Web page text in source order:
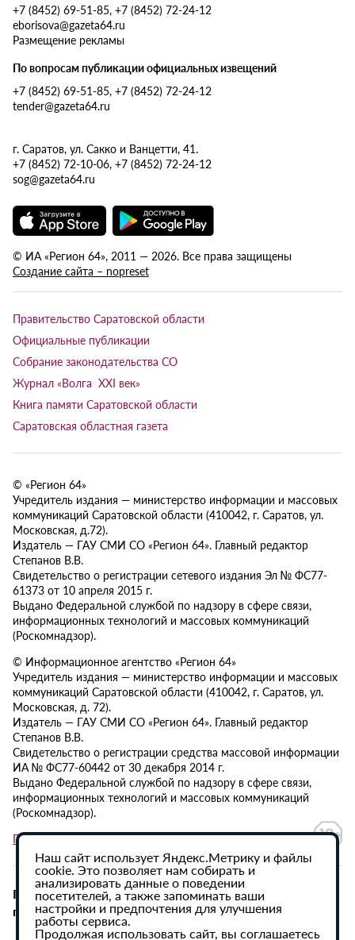
+7 (8452) 69-51-85, +7 (8452) 72-24-12
eborisova@gazeta64.ru
Размещение рекламы
По вопросам публикации официальных извещений
+7 (8452) 69-51-85, +7 (8452) 72-24-12
tender@gazeta64.ru
г. Саратов, ул. Сакко и Ванцетти, 41.
+7 (8452) 72-10-06, +7 (8452) 72-24-12
sog@gazeta64.ru
© ИА «Регион 64», 2011 — 2026. Все права защищены
Создание сайта – nopreset
Правительство Саратовской области
Официальные публикации
Собрание законодательства СО
Журнал «Волга XXI век»
Книга памяти Саратовской области
Саратовская областная газета
© «Регион 64»
Учредитель издания — министерство информации и массовых
коммуникаций Саратовской области (410042, г. Саратов, ул.
Московская, д.72).
Издатель — ГАУ СМИ СО «Регион 64». Главный редактор
Степанов В.В.
Свидетельство о регистрации сетевого издания Эл № ФС77-
61373 от 10 апреля 2015 г.
Выдано Федеральной службой по надзору в сфере связи,
информационных технологий и массовых коммуникаций
(Роскомнадзор).
© Информационное агентство «Регион 64»
Учредитель издания — министерство информации и массовых
коммуникаций Саратовской области (410042, г. Саратов, ул.
Московская, д. 72).
Издатель — ГАУ СМИ СО «Регион 64». Главный редактор
Степанов В.В.
Свидетельство о регистрации средства массовой информации
ИА № ФС77-60442 от 30 декабря 2014 г.
Выдано Федеральной службой по надзору в сфере связи,
информационных технологий и массовых коммуникаций
(Роскомнадзор).
Политика в отношении обработки персональных данных
При использовании материалов сайта активная
гиперссылка на ИА «Регион 64» обязательна.
Наш сайт использует Яндекс.Метрику и файлы
cookie. Это позволяет нам собирать и
анализировать данные о поведении
посетителей, а также запоминать ваши
настройки и предпочтения для улучшения
работы сервиса.
Продолжая использовать сайт, вы соглашаетесь